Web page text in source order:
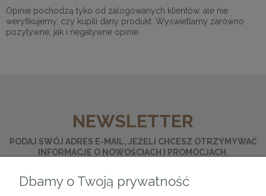
Opinie pochodzą tyko od zalogowanych klientów, ale nie
weryfikujemy, czy kupili dany produkt. Wyświetlamy zarówno
pozytywne, jak i negatywne opinie.
NEWSLETTER
PODAJ SWÓJ ADRES E-MAIL, JEŻELI CHCESZ OTRZYMYWAĆ
INFORMACJE O NOWOŚCIACH I PROMOCJACH.
Dbamy o Twoją prywatność